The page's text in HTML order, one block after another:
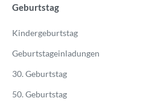
Geburtstag
Kindergeburtstag
Geburtstageinladungen
30. Geburtstag
50. Geburtstag